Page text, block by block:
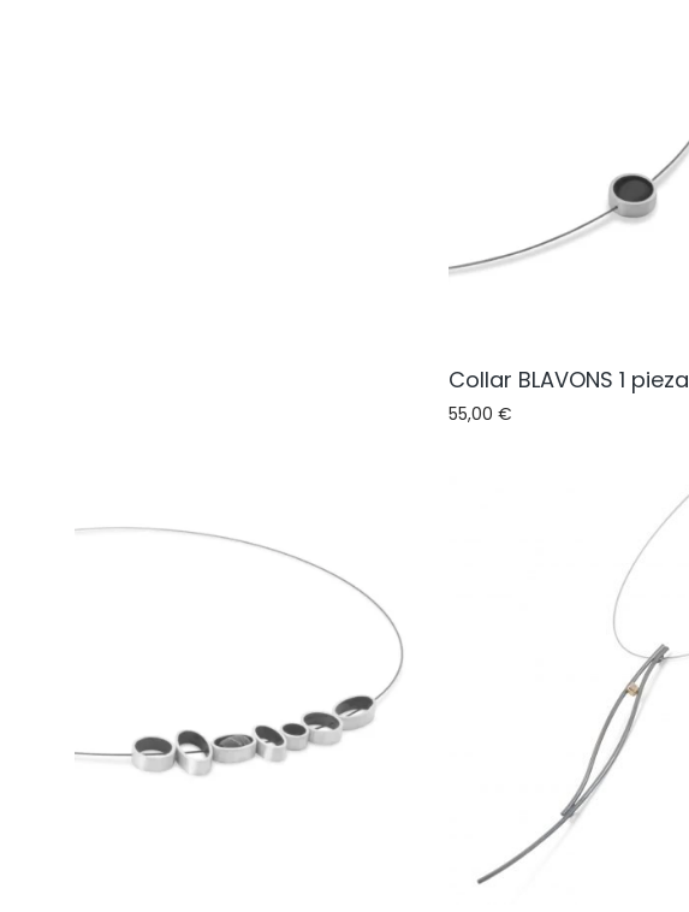
Collar BLAVONS 1 pieza
55,00 €